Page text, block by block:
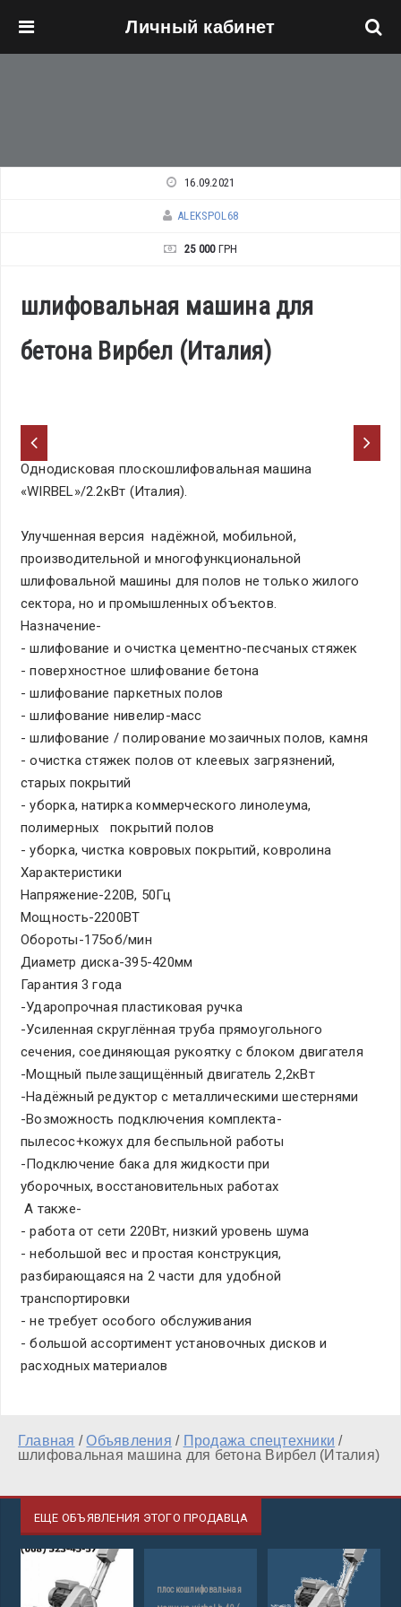
Личный кабинет
16.09.2021
ALEKSPOL68
25 000 ГРН
шлифовальная машина для
бетона Вирбел (Италия)
Однодисковая плоскошлифовальная машина
«WIRBEL»/2.2кВт (Италия).
Улучшенная версия надёжной, мобильной,
производительной и многофункциональной
шлифовальной машины для полов не только жилого
сектора, но и промышленных объектов.
Назначение-
- шлифование и очистка цементно-песчаных стяжек
- поверхностное шлифование бетона
- шлифование паркетных полов
- шлифование нивелир-масс
- шлифование / полирование мозаичных полов, камня
- очистка стяжек полов от клеевых загрязнений,
старых покрытий
- уборка, натирка коммерческого линолеума,
полимерных покрытий полов
- уборка, чистка ковровых покрытий, ковролина
Характеристики
Напряжение-220В, 50Гц
Мощность-2200ВТ
Обороты-175об/мин
Диаметр диска-395-420мм
Гарантия 3 года
-Ударопрочная пластиковая ручка
-Усиленная скруглённая труба прямоугольного
сечения, соединяющая рукоятку с блоком двигателя
-Мощный пылезащищённый двигатель 2,2кВт
-Надёжный редуктор с металлическими шестернями
-Возможность подключения комплекта-
пылесос+кожух для беспыльной работы
-Подключение бака для жидкости при
уборочных, восстановительных работах
А также-
- работа от сети 220Вт, низкий уровень шума
- небольшой вес и простая конструкция,
разбирающаяся на 2 части для удобной
транспортировки
- не требует особого обслуживания
- большой ассортимент установочных дисков и
расходных материалов
Главная / Объявления / Продажа спецтехники /
шлифовальная машина для бетона Вирбел (Италия)
ЕЩЕ ОБЪЯВЛЕНИЯ ЭТОГО ПРОДАВЦА
плоскошлифовальная